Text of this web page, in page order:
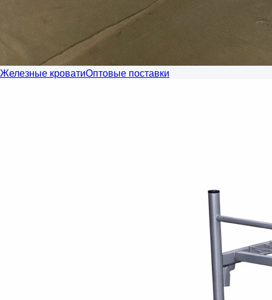
Железные кроватиОптовые поставки